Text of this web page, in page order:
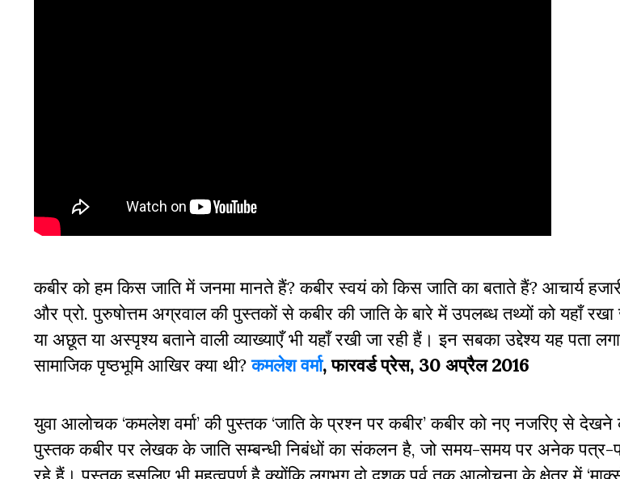
कबीर को हम किस जाति में जनमा मानते हैं? कबीर स्वयं को किस जाति का बताते हैं? आचार्य हजारी
और प्रो. पुरुषोत्तम अग्रवाल की पुस्तकों से कबीर की जाति के बारे में उपलब्ध तथ्यों को यहाँ
या अछूत या अस्पृश्य बताने वाली व्याख्याएँ भी यहाँ रखी जा रही हैं। इन सबका उद्देश्य यह पता
सामाजिक पृष्ठभूमि आखिर क्या थी?कमलेश वर्मा, फारवर्ड प्रेस, 30 अप्रैल 2016
युवा आलोचक ‘कमलेश वर्मा’ की पुस्तक ‘जाति के प्रश्न पर कबीर’ कबीर को नए नजरिए से देखने
पुस्तक कबीर पर लेखक के जाति सम्बन्धी निबंधों का संकलन है, जो समय-समय पर अनेक पत्र-